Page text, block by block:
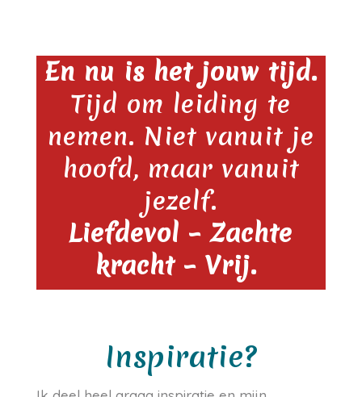
En nu is het jouw tijd.
Tijd om leiding te
nemen. Niet vanuit je
hoofd, maar vanuit
jezelf.
Liefdevol – Zachte
kracht – Vrij.
Inspiratie?